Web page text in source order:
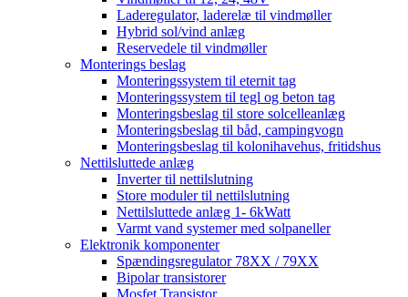
Laderegulator, laderelæ til vindmøller
Hybrid sol/vind anlæg
Reservedele til vindmøller
Monterings beslag
Monteringssystem til eternit tag
Monteringssystem til tegl og beton tag
Monteringsbeslag til store solcelleanlæg
Monteringsbeslag til båd, campingvogn
Monteringsbeslag til kolonihavehus, fritidshus
Nettilsluttede anlæg
Inverter til nettilslutning
Store moduler til nettilslutning
Nettilsluttede anlæg 1- 6kWatt
Varmt vand systemer med solpaneller
Elektronik komponenter
Spændingsregulator 78XX / 79XX
Bipolar transistorer